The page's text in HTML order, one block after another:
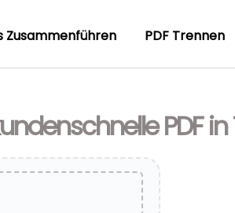
Zusammenführen PDF Trennen
PDF